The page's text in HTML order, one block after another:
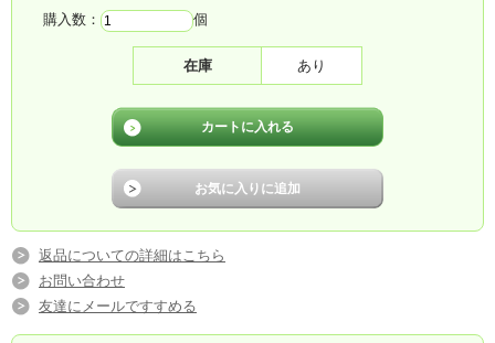
購入数： 個
在庫 あり
返品についての詳細はこちら
お問い合わせ
友達にメールですすめる